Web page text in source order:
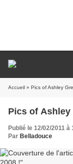
Accueil » Pics of Ashley
Pics of Ashley
Publié le 12/02/2011 à
Par Belladouce